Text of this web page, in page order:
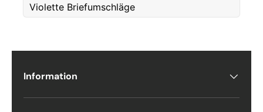
Violette Briefumschläge
Information